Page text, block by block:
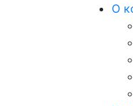
О